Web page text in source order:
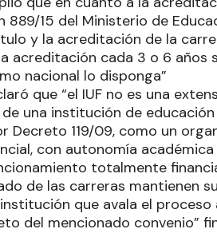
889/15 del Ministerio de
y la acreditación de la
acreditación cada 3 o 6 años
nacional lo disponga”
que “el IUF no es una
una institución de
Decreto 119/09, como un
con autonomía
totalmente
de las carreras mantienen
institución que avala el
del mencionado convenio”